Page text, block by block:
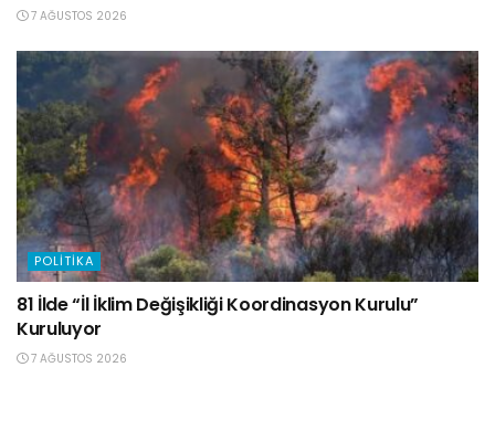
7 AĞUSTOS 2026
POLITIKA
81 İlde “İl İklim Değişikliği Koordinasyon Kurulu”
Kuruluyor
7 AĞUSTOS 2026